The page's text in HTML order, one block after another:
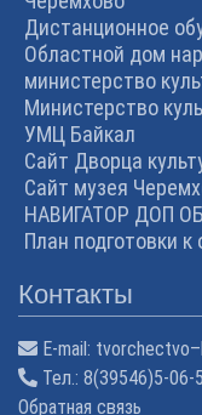
Дистанционное
Областной дом
министерство
Министерство
УМЦ Байкал
Сайт Дворца
Сайт музея
НАВИГАТОР ДОП
План подготовки
Контакты
E-mail:
Тел.: 8(39546)5-06-
Обратная связь